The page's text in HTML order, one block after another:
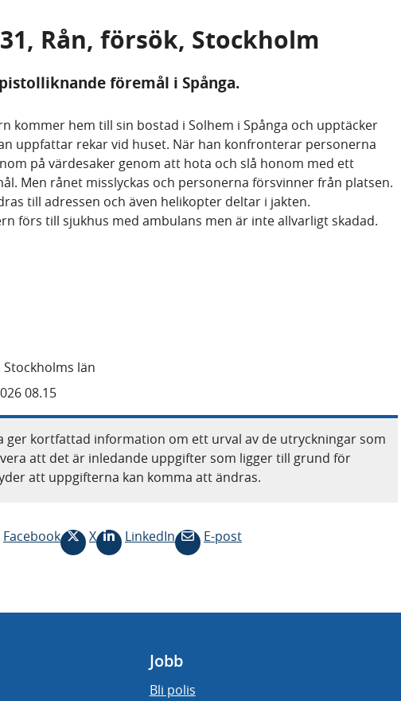
Rån, försök, Stockholm
föremål i Spånga.
kommer hem till sin bostad i Solhem i Spånga och upptäcker
uppfattar rekar vid huset. När han konfronterar personerna
på värdesaker genom att hota och slå honom med ett
Men rånet misslyckas och personerna försvinner från platsen.
till adressen och även helikopter deltar i jakten.
förs till sjukhus med ambulans men är inte allvarligt skadad.
Stockholms län
08.15
ger kortfattad information om ett urval av de utryckningar som
att det är inledande uppgifter som ligger till grund för
att uppgifterna kan komma att ändras.
Facebook X LinkedIn E-post
Jobb
Bli polis